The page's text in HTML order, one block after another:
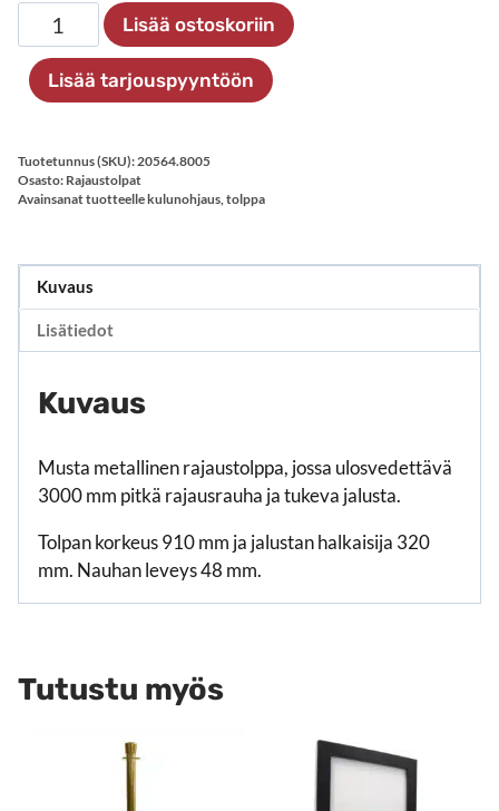
Musta
rajaustolppa
määrä
Lisää ostoskoriin
Lisää tarjouspyyntöön
Tuotetunnus (SKU): 20564.8005
Osasto: Rajaustolpat
Avainsanat tuotteellekulunohjaus tolppa
Kuvaus
Lisätiedot
Kuvaus
Musta metallinen rajaustolppa, jossa ulosvedettävä
3000 mm pitkä rajausrauha ja tukeva jalusta.
Tolpan korkeus 910 mm ja jalustan halkaisija 320
mm. Nauhan leveys 48 mm.
Tutustu myös